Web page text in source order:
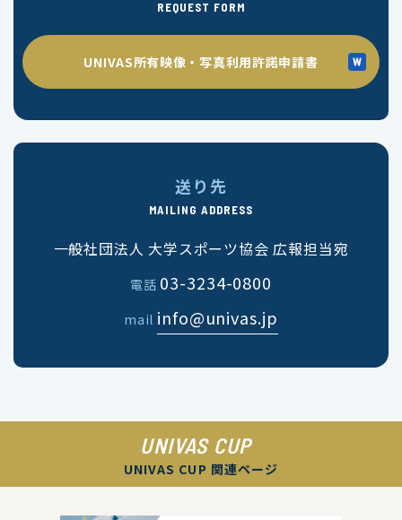
REQUEST FORM
UNIVAS所有映像・写真利用許諾申請書
送り先
MAILING ADDRESS
一般社団法人 大学スポーツ協会 広報担当宛
電話 03-3234-0800
mail info@univas.jp
UNIVAS CUP
UNIVAS CUP 関連ページ